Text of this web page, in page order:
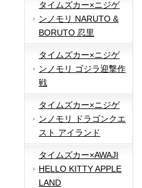
タイムズカー×ニジゲ
ンノモリ NARUTO &
BORUTO 忍里
タイムズカー×ニジゲ
ンノモリ ゴジラ迎撃作
戦
タイムズカー×ニジゲ
ンノモリ ドラゴンクエ
スト アイランド
タイムズカー×AWAJI
HELLO KITTY APPLE
LAND